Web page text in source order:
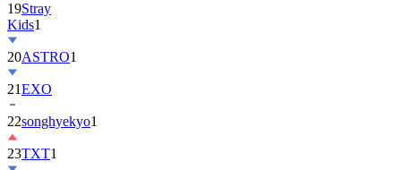
19Stray
Kids1
20ASTRO1
21EXO
22songhyekyo1
23TXT1